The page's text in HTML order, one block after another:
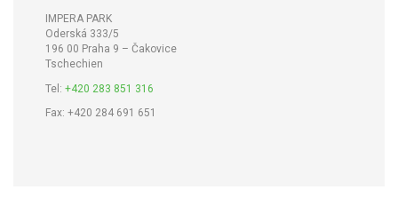
IMPERA PARK
Oderská 333/5
196 00 Praha 9 – Čakovice
Tschechien
Tel: +420 283 851 316
Fax: +420 284 691 651